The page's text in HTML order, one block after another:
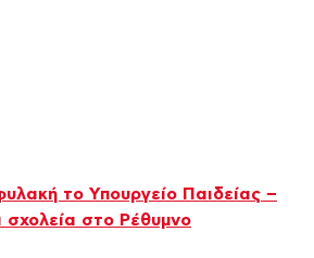
το Υπουργείο Παιδείας –
σχολεία στο Ρέθυμνο